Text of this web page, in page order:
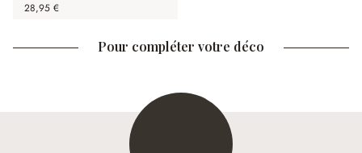
28,95 €
Pour compléter votre déco